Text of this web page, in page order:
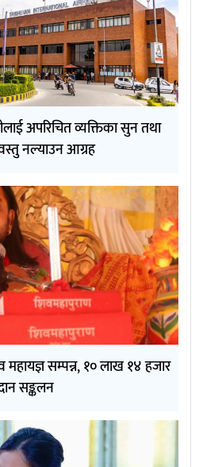
अपरिचित व्यक्तिका सुन तथा
नल्याउन आग्रह
महायज्ञ सम्पन्न, १० लाख १४ हजार
सङ्कलन